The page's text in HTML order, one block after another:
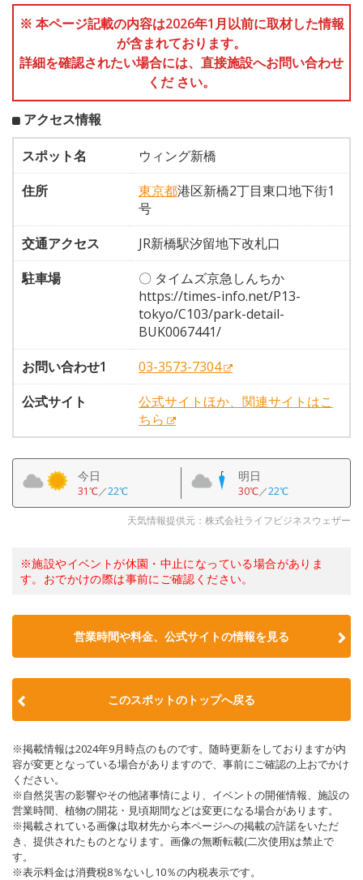
※ 本ページ記載の内容は2026年1月以前に取材した情報
が含まれております。
詳細を確認されたい場合には、直接施設へお問い合わせ
くだ さい。
アクセス情報
スポット名
ウィング新橋
住所
東京都港区新橋2丁目東口地下街1
号
交通アクセス
JR新橋駅汐留地下改札口
駐車場
〇 タイムズ京急しんちか
https://times-info.net/P13-
tokyo/C103/park-detail-
BUK0067441/
お問い合わせ1
03-3573-7304
公式サイト
公式サイトほか、関連サイトはこ
ちら
今日
31℃／22℃
明日
30℃／22℃
天気情報提供元：株式会社ライフビジネスウェザー
※施設やイベントが休園・中止になっている場合がありま
す。おでかけの際は事前にご確認ください。
営業時間や料金、公式サイトの情報を見る
このスポットのトップへ戻る
※掲載情報は2024年9月時点のものです。随時更新をしておりますが内
容が変更となっている場合がありますので、事前にご確認の上おでかけ
ください。
※自然災害の影響やその他諸事情により、イベントの開催情報、施設の
営業時間、植物の開花・見頃期間などは変更になる場合があります。
※掲載されている画像は取材先から本ページへの掲載の許諾をいただ
き、提供されたものとなります。画像の無断転載(二次使用)は禁止で
す。
※表示料金は消費税8％ないし10％の内税表示です。